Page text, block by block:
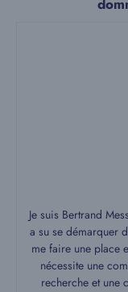
Je suis Bertrand
a su se démarquer
me faire une place
nécessite une
recherche et une